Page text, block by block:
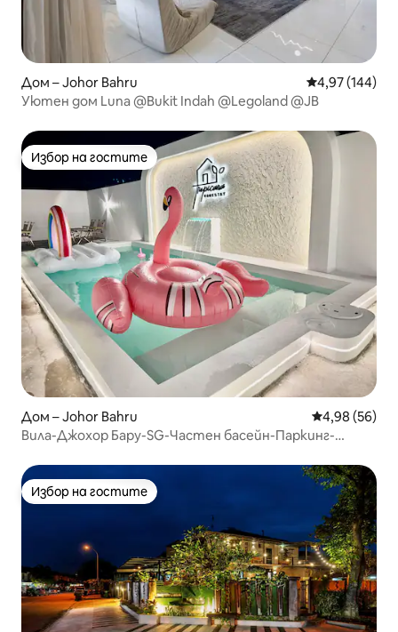
Дом – Johor Bahru Средна
4,97 (144)
Уютен дом Luna @Bukit Indah @Legoland @JB
Избор на гостите
Избор на гостите
Дом – Johor Bahru Средна
4,98 (56)
Вила-Джохор Бару-SG-Частен басейн-Паркинг-
Избор на гостите
Избор на гостите